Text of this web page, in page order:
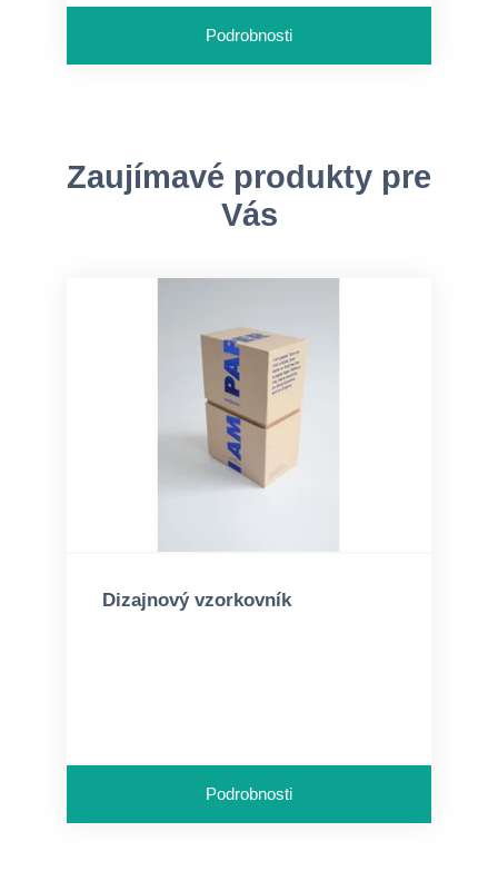
Podrobnosti
Zaujímavé produkty pre
Vás
Dizajnový vzorkovník
Podrobnosti